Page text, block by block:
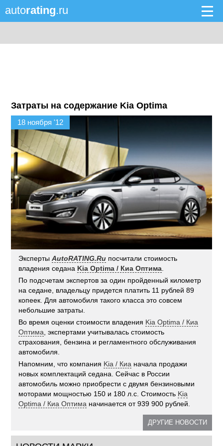
autorating.ru
Затраты на содержание Kia Optima
18 ноября '12
ЭкспертыAutoRATING.Ru посчитали стоимость
владения седана Kia Optima / Киа Оптима
По подсчетам экспертов за один пройденный километр
на седане, владельцу придется платить 11 рублей 89
копеек. Для автомобиля такого класса это совсем
небольшие затраты.
Во время оценки стоимости владения Kia Optima / Киа
Оптима , экспертами учитывалась стоимость
страхования, бензина и регламентного обслуживания
автомобиля.
Напомним, что компания Kia / Киа начала продажи
новых комплектаций седана. Сейчас в России
автомобиль можно приобрести с двумя бензиновыми
моторами мощностью 150 и 180 л.с. Стоимость Kia
Optima / Киа Оптима начинается от 939 900 рублей.
ДРУГИЕ НОВОСТИ